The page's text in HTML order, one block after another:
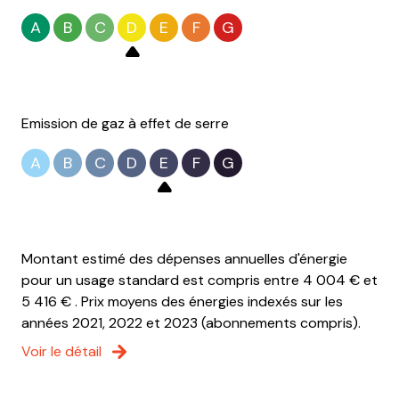
3 niveau(x)
balcon
terrasse
WC
A B C D E F G
Emission de gaz à effet de serre
A B C D E F G
Montant estimé des dépenses annuelles d'énergie
pour un usage standard est compris entre 4 004 € et
5 416 € . Prix moyens des énergies indexés sur les
années 2021, 2022 et 2023 (abonnements compris).
Voir le détail